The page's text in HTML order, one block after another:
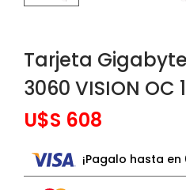
Tarjeta
3060 VISION OC
U$S 608
¡Pagalo hasta en